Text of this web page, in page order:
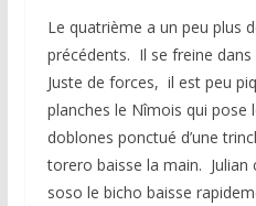
Le quatrième a un peu plus
précédents. Il se freine dans
Juste de forces, il est peu
planches le Nîmois qui pose
doblones ponctué d’une
torero baisse la main. Julian
soso le bicho baisse